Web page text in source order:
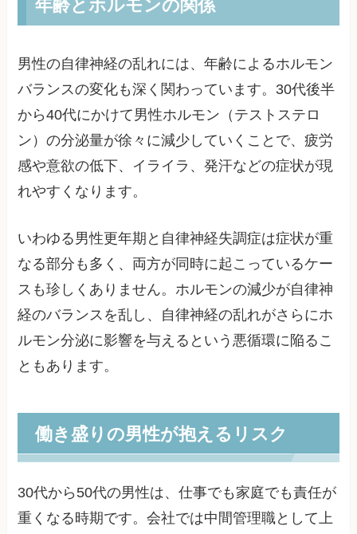
男性の自律神経の乱れには、年齢によるホルモン
バランスの変化も深く関わっています。30代後半
から40代にかけて男性ホルモン（テストステロ
ン）の分泌量が徐々に減少していくことで、疲労
感や意欲の低下、イライラ、発汗などの症状が現
れやすくなります。
いわゆる男性更年期と自律神経失調症は症状が重
なる部分も多く、両方が同時に起こっているケー
スも珍しくありません。ホルモンの減少が自律神
経のバランスを乱し、自律神経の乱れがさらにホ
ルモン分泌に影響を与えるという悪循環に陥るこ
ともあります。
働き盛りの男性が抱えるリスク
30代から50代の男性は、仕事でも家庭でも責任が
重くなる時期です。会社では中間管理職として上